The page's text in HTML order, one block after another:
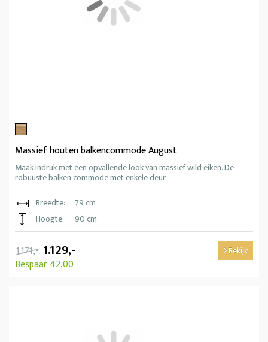
Massief houten balkencommode August
Maak indruk met een opvallende look van massief wild eiken. De
robuuste balken commode met enkele deur.
Breedte:
79 cm
Hoogte:
90 cm
1.171,- 1.129,-
Bespaar 42,00
Bekijk